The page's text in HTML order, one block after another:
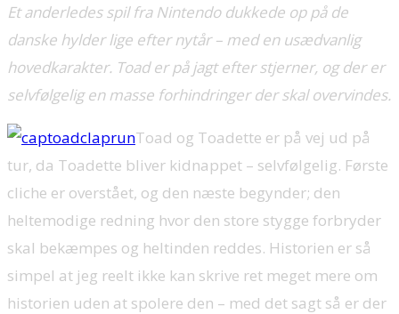
Et anderledes spil fra Nintendo dukkede op på de
danske hylder lige efter nytår – med en usædvanlig
hovedkarakter. Toad er på jagt efter stjerner, og der er
selvfølgelig en masse forhindringer der skal overvindes.
Toad og Toadette er på vej ud på
tur, da Toadette bliver kidnappet – selvfølgelig. Første
cliche er overstået, og den næste begynder; den
heltemodige redning hvor den store stygge forbryder
skal bekæmpes og heltinden reddes. Historien er så
simpel at jeg reelt ikke kan skrive ret meget mere om
historien uden at spolere den – med det sagt så er der